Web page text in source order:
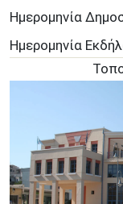
Ημερομηνία
Ημερομηνία